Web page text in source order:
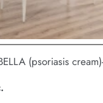
(psoriasis